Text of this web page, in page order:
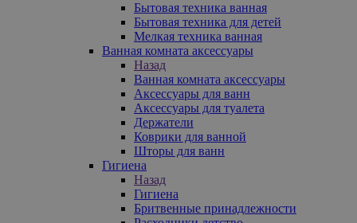
Бытовая техника ванная
Бытовая техника для детей
Мелкая техника ванная
Ванная комната аксессуары
Назад
Ванная комната аксессуары
Аксессуары для ванн
Аксессуары для туалета
Держатели
Коврики для ванной
Шторы для ванн
Гигиена
Назад
Гигиена
Бритвенные принадлежности